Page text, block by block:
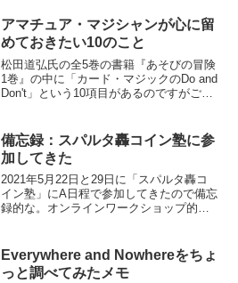
(2023/05/15)...
アマチュア・マジシャンが心に留
めておきたい10のこと
松田道弘氏の全5巻の書籍『あそびの冒険
1巻』の中に「カード・マジックのDo and
Don't」という10項目があるのですがご存
きものなのですが(「dos and d...
備忘録：スパルタ轟コイン塾に参
加してきた
2021年5月22日と29日に「スパルタ轟コ
イン塾」にA日程で参加してきたので備忘
録的な。オンラインワークショップ的な
の参加したA日程は土曜日の
13:00~16:00...
Everywhere and Nowhereをちょ
っと調べてみたメモ